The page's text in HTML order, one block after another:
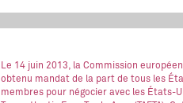
Le 14 juin 2013, la Commission
obtenu mandat de la part de tous les
membres pour négocier avec les États-